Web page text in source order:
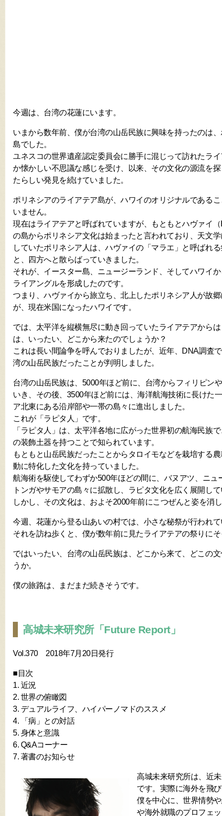
今週は、台湾の花蓮にいます。
いまから数年前、僕が台湾の山岳民族に興味を持ったのは
島でした。
ユネスコの世界遺産認定委員会に勝手に混じって訪れたラ
か懐かしい不思議な感じを受け、以来、その文化の源流を
たらしい発見を続けていました。
ポリネシアのライアテア島が、ハワイのオリジナルである
いません。
現在はライアテアと呼ばれていますが、もともとハヴァイ
の島からポリネシア文化は始まったと言われており、天文
していたポリネシア人は、ハヴァイの「マラエ」と呼ばれ
と、四方へと散らばっていきました。
それが、イースター島、ニュージーランド、そしてハワイ
ライアングルを形成したのです。
つまり、ハヴァイから旅立ち、北上したポリネシア人が故
が、現在米国になったハワイです。
では、太平洋を縦横無尽に動き回っていたライアテアから
は、いったい、どこから来たのでしょうか？
これは長い間論争を呼んでおりましたが、近年、DNA調査
湾の山岳民族だったことが判明しました。
台湾の山岳民族は、5000年ほど前に、台湾からフィリピン
いき、その後、3500年ほど前には、海洋航海技術に長けた
ア北東にある沿岸部や一帯の島々に進出しました。
これが「ラピタ人」です。
「ラピタ人」は、太平洋各地に広がった世界初の航海民族
の装飾土器を持つことで知られています。
もともと山岳民族だったことからタロイモなどを栽培する
動に特化した文化を持っていました。
航海術を駆使してわずか500年ほどの間に、バヌアツ、ニュ
トンガやサモアの島々に拡散し、ラピタ文化を広く展開し
しかし、その文化は、およそ2000年前にこつぜんと姿を消
今週、花蓮から登る山あいの村では、小さな秘祭が行われ
それを訪ね歩くと、僕が数年前に見たライアテアの祭りに
ではいったい、台湾の山岳民族は、どこから来て、どこの
うか。
僕の旅路は、まだまだ続きそうです。
高城未来研究所「Future Report」
Vol.370 2018年7月20日発行
■目次
1. 近況
2. 世界の俯瞰図
3. デュアルライフ、ハイパーノマドのススメ
4. 「病」との対話
5. 身体と意識
6. Q&Aコーナー
7. 著書のお知らせ
高城未来研究所は、近
です。実際に海外を飛
僕を中心に、世界情勢
や海外就職のプロフェ